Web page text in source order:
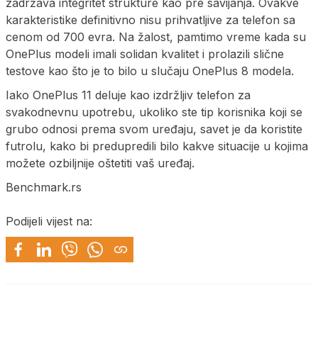
karakteristike definitivno nisu prihvatljive za telefon sa
cenom od 700 evra. Na žalost, pamtimo vreme kada su
OnePlus modeli imali solidan kvalitet i prolazili slične
testove kao što je to bilo u slučaju OnePlus 8 modela.
Iako OnePlus 11 deluje kao izdržljiv telefon za
svakodnevnu upotrebu, ukoliko ste tip korisnika koji se
grubo odnosi prema svom uređaju, savet je da koristite
futrolu, kako bi predupredili bilo kakve situacije u kojima
možete ozbiljnije oštetiti vaš uređaj.
Benchmark.rs
Podijeli vijest na: